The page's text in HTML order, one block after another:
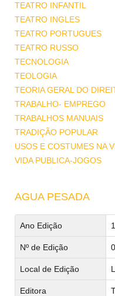
TEATRO INFANTIL
TEATRO INGLES
TEATRO PORTUGUES
TEATRO RUSSO
TECNOLOGIA
TEOLOGIA
TEORIA GERAL DO
TRABALHO- EMPREGO
TRABALHOS MANUAIS
TRADIÇÃO POPULAR
USOS E COSTUMES NA
VIDA PUBLICA-JOGOS
AGUA PESADA
Ano Edição
Nº de Edição 0
Local de Edição
Editora